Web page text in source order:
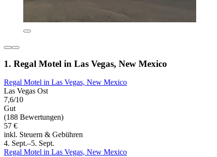
1. Regal Motel in Las Vegas, New Mexico
Regal Motel in Las Vegas, New Mexico
Las Vegas Ost
7,6/10
Gut
(188 Bewertungen)
57 €
inkl. Steuern & Gebühren
4. Sept.–5. Sept.
Regal Motel in Las Vegas, New Mexico